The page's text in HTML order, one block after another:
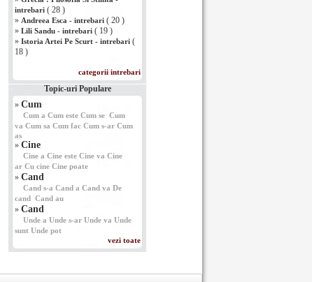
intrebari ( 28 )
» Andreea Esca - intrebari ( 20 )
» Lili Sandu - intrebari ( 19 )
» Istoria Artei Pe Scurt - intrebari (
18 )
categorii intrebari
Topic-uri Populare
» Cum
Cum a Cum este Cum se Cum
va Cum sa Cum fac Cum s-ar Cum
as
» Cine
Cine a Cine este Cine va Cine
ar Cu cine Cine poate
» Cand
Cand s-a Cand a Cand va De
cand Cand au
» Cand
Unde a Unde s-ar Unde va Unde
sunt Unde pot
vezi toate